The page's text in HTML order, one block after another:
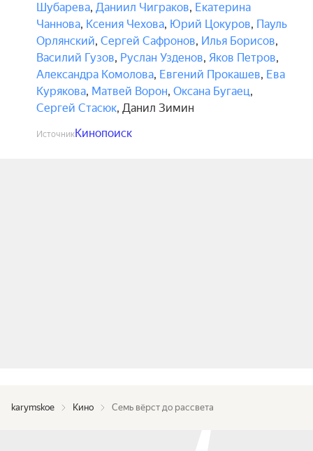
Шубарева, Даниил Чиграков, Екатерина
Чаннова, Ксения Чехова, Юрий Цокуров, Пауль
Орлянский, Сергей Сафронов, Илья Борисов,
Василий Гузов, Руслан Узденов, Яков Петров,
Александра Комолова, Евгений Прокашев, Ева
Курякова, Матвей Ворон, Оксана Бугаец,
Сергей Стасюк, Данил Зимин
ИсточникКинопоиск
karymskoe Кино Семь вёрст до рассвета